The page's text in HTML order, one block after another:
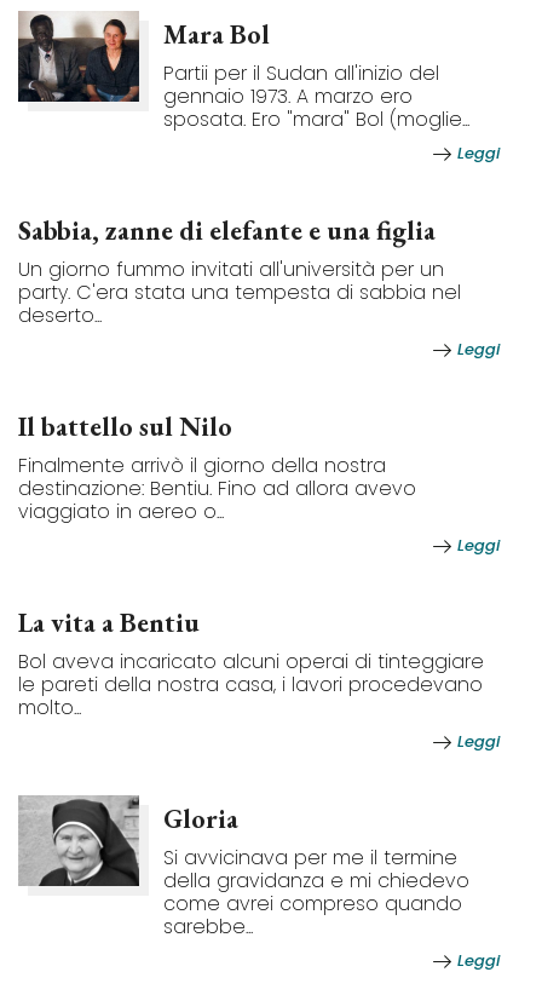
Mara Bol
Partii per il Sudan all'inizio del
gennaio 1973. A marzo ero
sposata. Ero "mara" Bol (moglie...
Leggi
Sabbia, zanne di elefante e una figlia
Un giorno fummo invitati all'università per un
party. C'era stata una tempesta di sabbia nel
deserto...
Leggi
Il battello sul Nilo
Finalmente arrivò il giorno della nostra
destinazione: Bentiu. Fino ad allora avevo
viaggiato in aereo o...
Leggi
La vita a Bentiu
Bol aveva incaricato alcuni operai di tinteggiare
le pareti della nostra casa, i lavori procedevano
molto...
Leggi
Gloria
Si avvicinava per me il termine
della gravidanza e mi chiedevo
come avrei compreso quando
sarebbe...
Leggi